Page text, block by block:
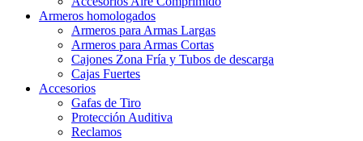
Armeros homologados
Armeros para Armas Largas
Armeros para Armas Cortas
Cajones Zona Fría y Tubos de descarga
Cajas Fuertes
Accesorios
Gafas de Tiro
Protección Auditiva
Reclamos